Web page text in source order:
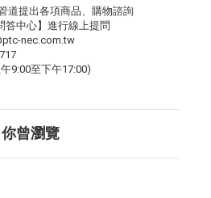
道提出各項商品、購物諮詢
中心】進行線上提問
nec.com.tw
9:00至下午17:00)
你曾瀏覽